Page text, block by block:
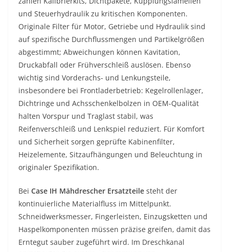
und Steuerhydraulik zu kritischen Komponenten.
Originale Filter für Motor, Getriebe und Hydraulik sind
auf spezifische Durchflussmengen und Partikelgrößen
abgestimmt; Abweichungen können Kavitation,
Druckabfall oder Frühverschleiß auslösen. Ebenso
wichtig sind Vorderachs- und Lenkungsteile,
insbesondere bei Frontladerbetrieb: Kegelrollenlager,
Dichtringe und Achsschenkelbolzen in OEM-Qualität
halten Vorspur und Traglast stabil, was
Reifenverschleiß und Lenkspiel reduziert. Für Komfort
und Sicherheit sorgen geprüfte Kabinenfilter,
Heizelemente, Sitzaufhängungen und Beleuchtung in
originaler Spezifikation.
Bei Case IH Mähdrescher Ersatzteile steht der
kontinuierliche Materialfluss im Mittelpunkt.
Schneidwerksmesser, Fingerleisten, Einzugsketten und
Haspelkomponenten müssen präzise greifen, damit das
Erntegut sauber zugeführt wird. Im Dreschkanal